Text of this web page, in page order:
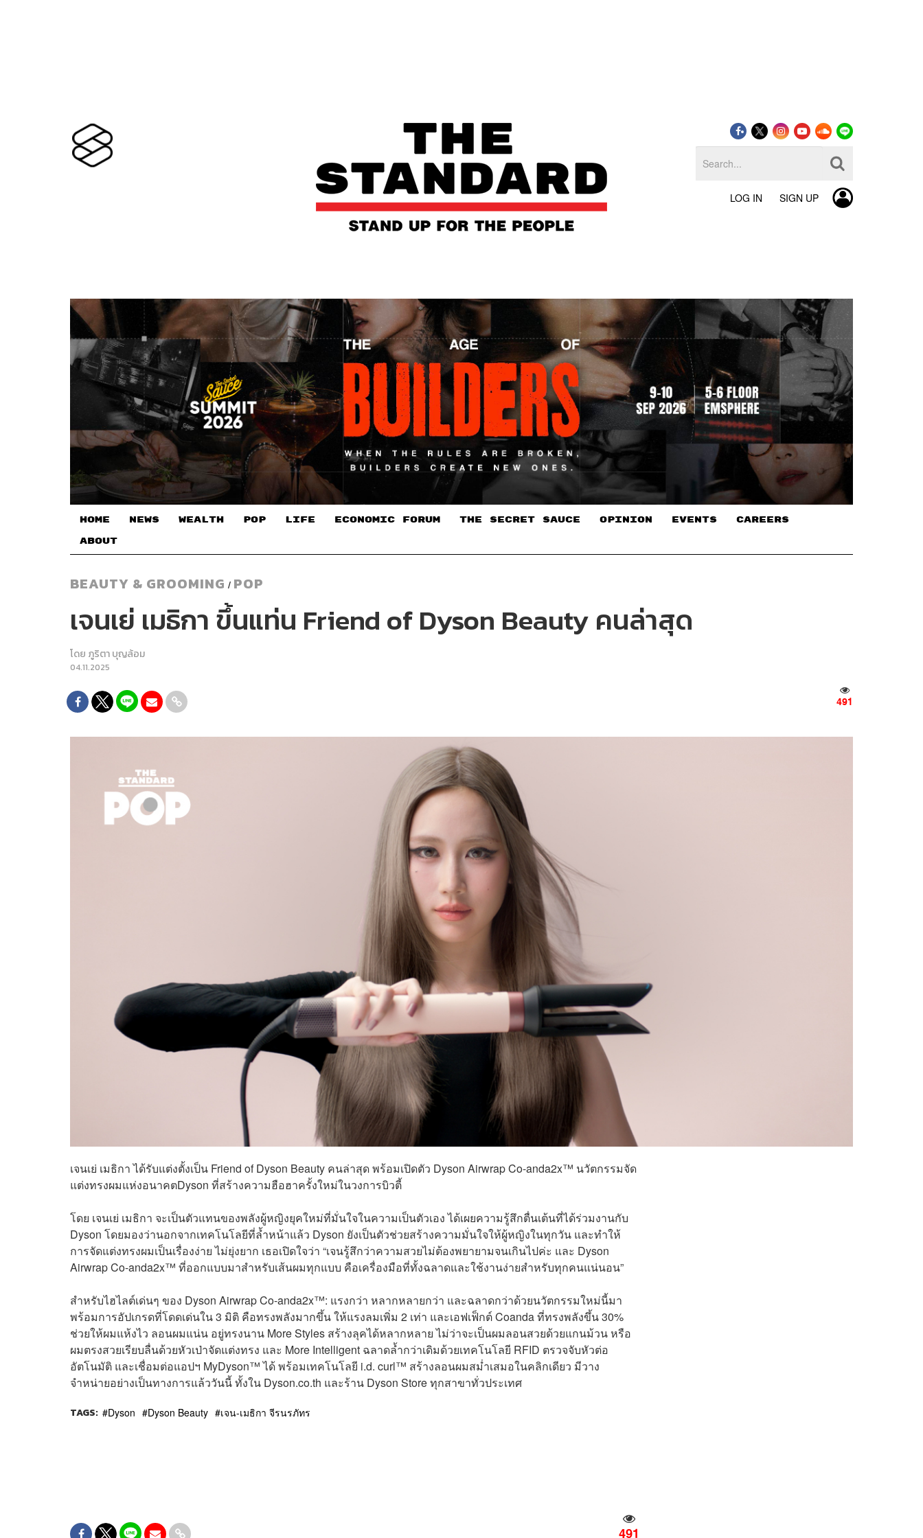
LOG IN SIGN UP
HOME NEWS WEALTH POP LIFE ECONOMIC FORUM THE SECRET SAUCE​ OPINION EVENTS CAREERS
ABOUT
BEAUTY & GROOMING / POP
เจนเย่ เมธิกา ขึ้นแท่น Friend of Dyson Beauty คนล่าสุด
โดย ภูริตา บุญล้อม
04.11.2025
491
เจนเย่ เมธิกา ได้รับแต่งตั้งเป็น Friend of Dyson Beauty คนล่าสุด พร้อมเปิดตัว Dyson Airwrap Co-anda2x™ นวัตกรรมจัด
แต่งทรงผมแห่งอนาคตDyson ที่สร้างความฮือฮาครั้งใหม่ในวงการบิวตี้
โดย เจนเย่ เมธิกา จะเป็นตัวแทนของพลังผู้หญิงยุคใหม่ที่มั่นใจในความเป็นตัวเอง ได้เผยความรู้สึกตื่นเต้นที่ได้ร่วมงานกับ
Dyson โดยมองว่านอกจากเทคโนโลยีที่ล้ำหน้าแล้ว Dyson ยังเป็นตัวช่วยสร้างความมั่นใจให้ผู้หญิงในทุกวัน และทำให้
การจัดแต่งทรงผมเป็นเรื่องง่าย ไม่ยุ่งยาก เธอเปิดใจว่า “เจนรู้สึกว่าความสวยไม่ต้องพยายามจนเกินไปค่ะ และ Dyson
Airwrap Co-anda2x™ ที่ออกแบบมาสำหรับเส้นผมทุกแบบ คือเครื่องมือที่ทั้งฉลาดและใช้งานง่ายสำหรับทุกคนแน่นอน”
สำหรับไฮไลต์เด่นๆ ของ Dyson Airwrap Co-anda2x™: แรงกว่า หลากหลายกว่า และฉลาดกว่าด้วยนวัตกรรมใหม่นี้มา
พร้อมการอัปเกรดที่โดดเด่นใน 3 มิติ คือทรงพลังมากขึ้น ให้แรงลมเพิ่ม 2 เท่า และเอฟเฟ็กต์ Coanda ที่ทรงพลังขึ้น 30%
ช่วยให้ผมแห้งไว ลอนผมแน่น อยู่ทรงนาน More Styles สร้างลุคได้หลากหลาย ไม่ว่าจะเป็นผมลอนสวยด้วยแกนม้วน หรือ
ผมตรงสวยเรียบลื่นด้วยหัวเป่าจัดแต่งทรง และ More Intelligent ฉลาดล้ำกว่าเดิมด้วยเทคโนโลยี RFID ตรวจจับหัวต่อ
อัตโนมัติ และเชื่อมต่อแอปฯ MyDyson™ ได้ พร้อมเทคโนโลยี i.d. curl™ สร้างลอนผมสม่ำเสมอในคลิกเดียว มีวาง
จำหน่ายอย่างเป็นทางการแล้ววันนี้ ทั้งใน Dyson.co.th และร้าน Dyson Store ทุกสาขาทั่วประเทศ
TAGS: Dyson Dyson Beauty เจน-เมธิกา จีรนรภัทร
491